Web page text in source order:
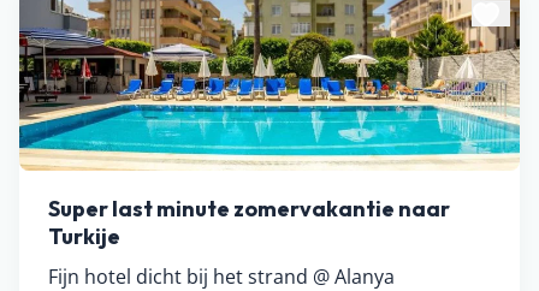
Super last minute zomervakantie naar
Turkije
Fijn hotel dicht bij het strand @ Alanya